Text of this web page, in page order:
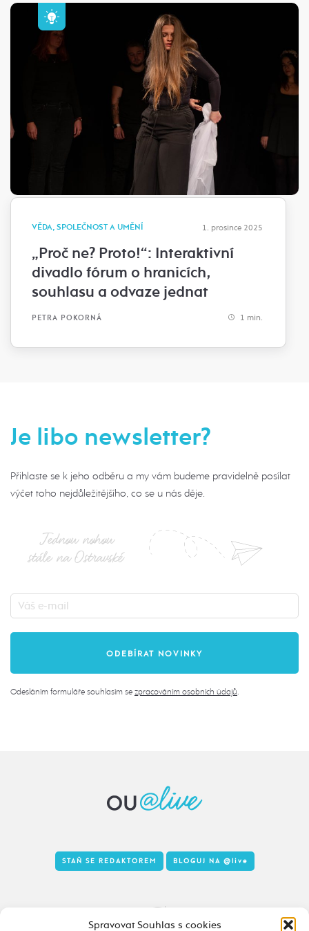
Spravovat Souhlas s cookies
VĚDA, SPOLEČNOST A UMĚNÍ 1. prosince 2025
„Proč ne? Proto!“: Interaktivní
divadlo fórum o hranicích,
souhlasu a odvaze jednat
PETRA POKORNÁ 1 min.
Je libo newsletter?
Přihlaste se k jeho odběru a my vám budeme pravidelně posílat
výčet toho nejdůležitějšího, co se u nás děje.
Jednou nohou
stále na Ostravské
Odesláním formuláře souhlasím se zpracováním osobních údajů.
Tady to taky žije
STAŇ SE REDAKTOREM BLOGUJ NA @live